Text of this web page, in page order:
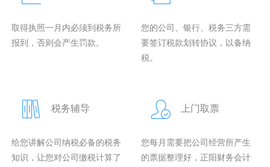
取得执照一月内必须到税务所
报到，否则会产生罚款。
您的公司、银行、税务三方需
要签订税款划转协议，以备纳
税。
税务辅导
给您讲解公司纳税必备的税务
知识，让您对公司缴税计算了
上门取票
您每月需要把公司经营所产生
的票据整理好，正阳财务会计